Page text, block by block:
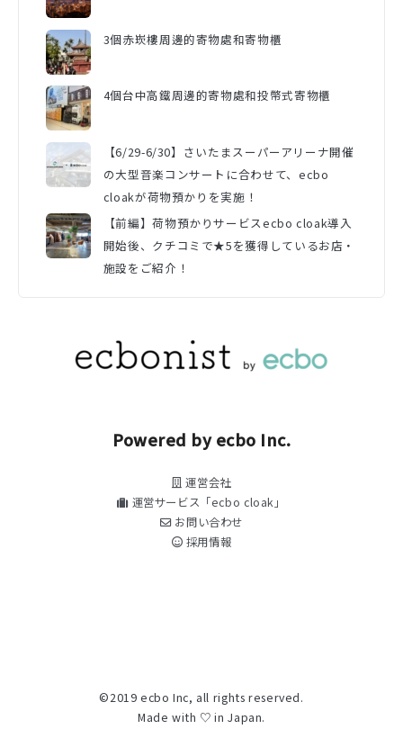
3個赤崁樓周邊的寄物處和寄物櫃
4個台中高鐵周邊的寄物處和投幣式寄物櫃
【6/29-6/30】さいたまスーパーアリーナ開催
の大型音楽コンサートに合わせて、ecbo
cloakが荷物預かりを実施！
【前編】荷物預かりサービスecbo cloak導入
開始後、クチコミで★5を獲得しているお店・
施設をご紹介！
Powered by ecbo Inc.
運営会社
運営サービス「ecbo cloak」
お問い合わせ
採用情報
©2019 ecbo Inc, all rights reserved.
Made with ♡ in Japan.